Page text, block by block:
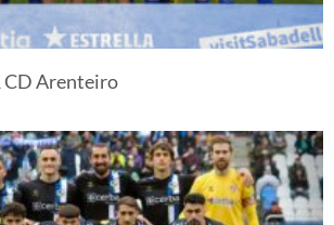
CD Arenteiro